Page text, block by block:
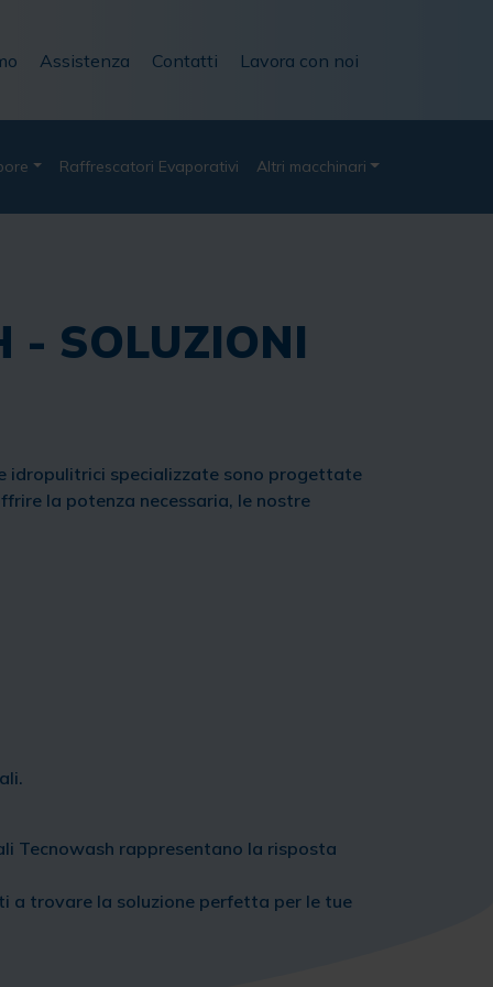
Assistenza Contatti Lavora con noi
Raffrescatori Evaporativi Altri macchinari
- SOLUZIONI
idropulitrici specializzate sono progettate
la potenza necessaria, le nostre
Tecnowash rappresentano la risposta
a trovare la soluzione perfetta per le tue